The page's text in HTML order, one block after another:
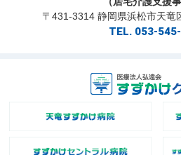
〒431-3314 静岡県浜松市天竜
TEL. 053-